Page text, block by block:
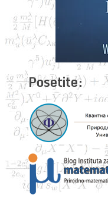
Posetite: